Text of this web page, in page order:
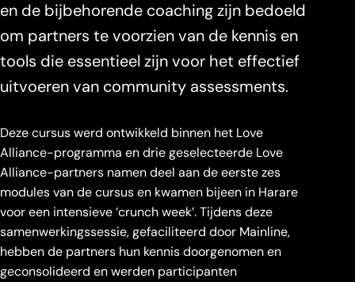
en de bijbehorende coaching zijn bedoeld
om partners te voorzien van de kennis en
tools die essentieel zijn voor het effectief
uitvoeren van community assessments.
Deze cursus werd ontwikkeld binnen het Love
Alliance-programma en drie geselecteerde Love
Alliance-partners namen deel aan de eerste zes
modules van de cursus en kwamen bijeen in Harare
voor een intensieve ‘crunch week’. Tijdens deze
samenwerkingssessie, gefaciliteerd door Mainline,
hebben de partners hun kennis doorgenomen en
geconsolideerd en werden participanten